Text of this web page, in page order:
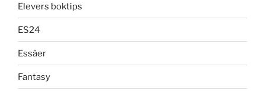
Elevers boktips
ES24
Essäer
Fantasy